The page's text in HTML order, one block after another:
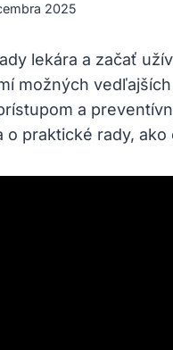
2025
lekára a začať
možných
a
o praktické rady,